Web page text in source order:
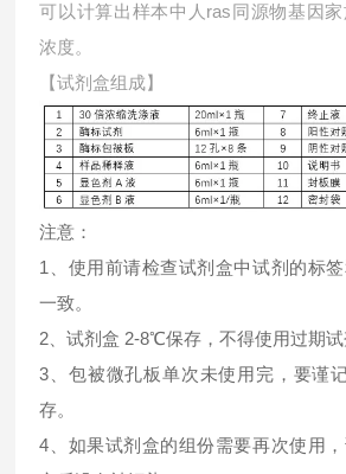
可以计算出样本中 人ras同源物基因
浓度。
【试剂盒组成】
注意：
1、使用前请检查试剂盒中试剂的标
一致。
2、试剂盒 2-8℃保存，不得使用过期试
3、包被微孔板单次未使用完，要谨
存。
4、如果试剂盒的组份需要再次使用